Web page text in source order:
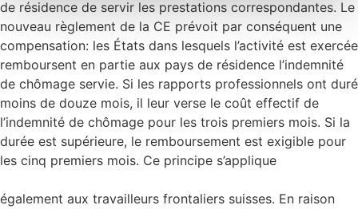
de résidence de servir les prestations correspondantes. Le
nouveau règlement de la CE prévoit par conséquent une
compensation: les États dans lesquels l’activité est exercée
remboursent en partie aux pays de résidence l’indemnité
de chômage servie. Si les rapports professionnels ont duré
moins de douze mois, il leur verse le coût effectif de
l’indemnité de chômage pour les trois premiers mois. Si la
durée est supérieure, le remboursement est exigible pour
les cinq premiers mois. Ce principe s’applique
également aux travailleurs frontaliers suisses. En raison